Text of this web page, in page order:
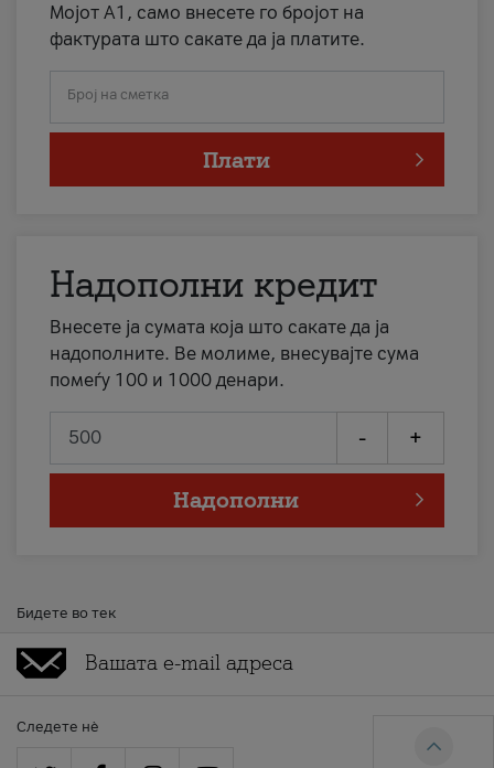
Мојот А1, само внесете го бројот на
фактурата што сакате да ја платите.
Број на сметка
Плати
Надополни кредит
Внесете ја сумата која што сакате да ја
надополните. Ве молиме, внесувајте сума
помеѓу 100 и 1000 денари.
- +
Надополни
Бидете во тек
Следете нè